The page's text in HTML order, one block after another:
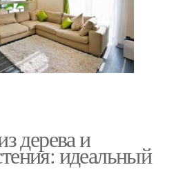
дерева и
идеальный